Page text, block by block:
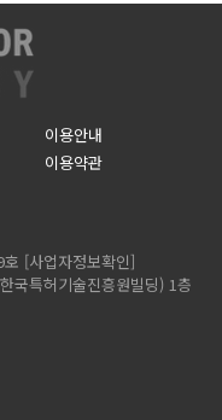
이용안내
이용약관
[사업자정보확인]
국특허기술진흥원빌딩) 1층